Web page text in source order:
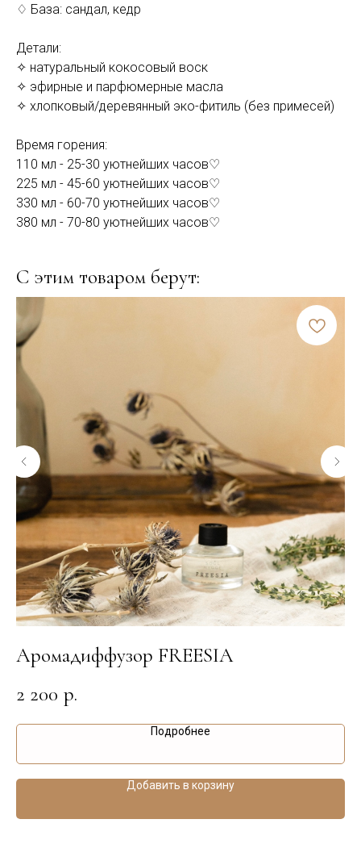
♢ База: сандал, кедр
Детали:
✧ натуральный кокосовый воск
✧ эфирные и парфюмерные масла
✧ хлопковый/деревянный эко-фитиль (без примесей)
Время горения:
110 мл - 25-30 уютнейших часов♡
225 мл - 45-60 уютнейших часов♡
330 мл - 60-70 уютнейших часов♡
380 мл - 70-80 уютнейших часов♡
С этим товаром берут:
Аромадиффузор FREESIA
2 200 р.
Подробнее
Добавить в корзину